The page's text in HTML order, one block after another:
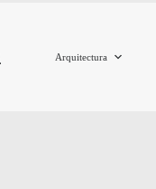
Arquitectura